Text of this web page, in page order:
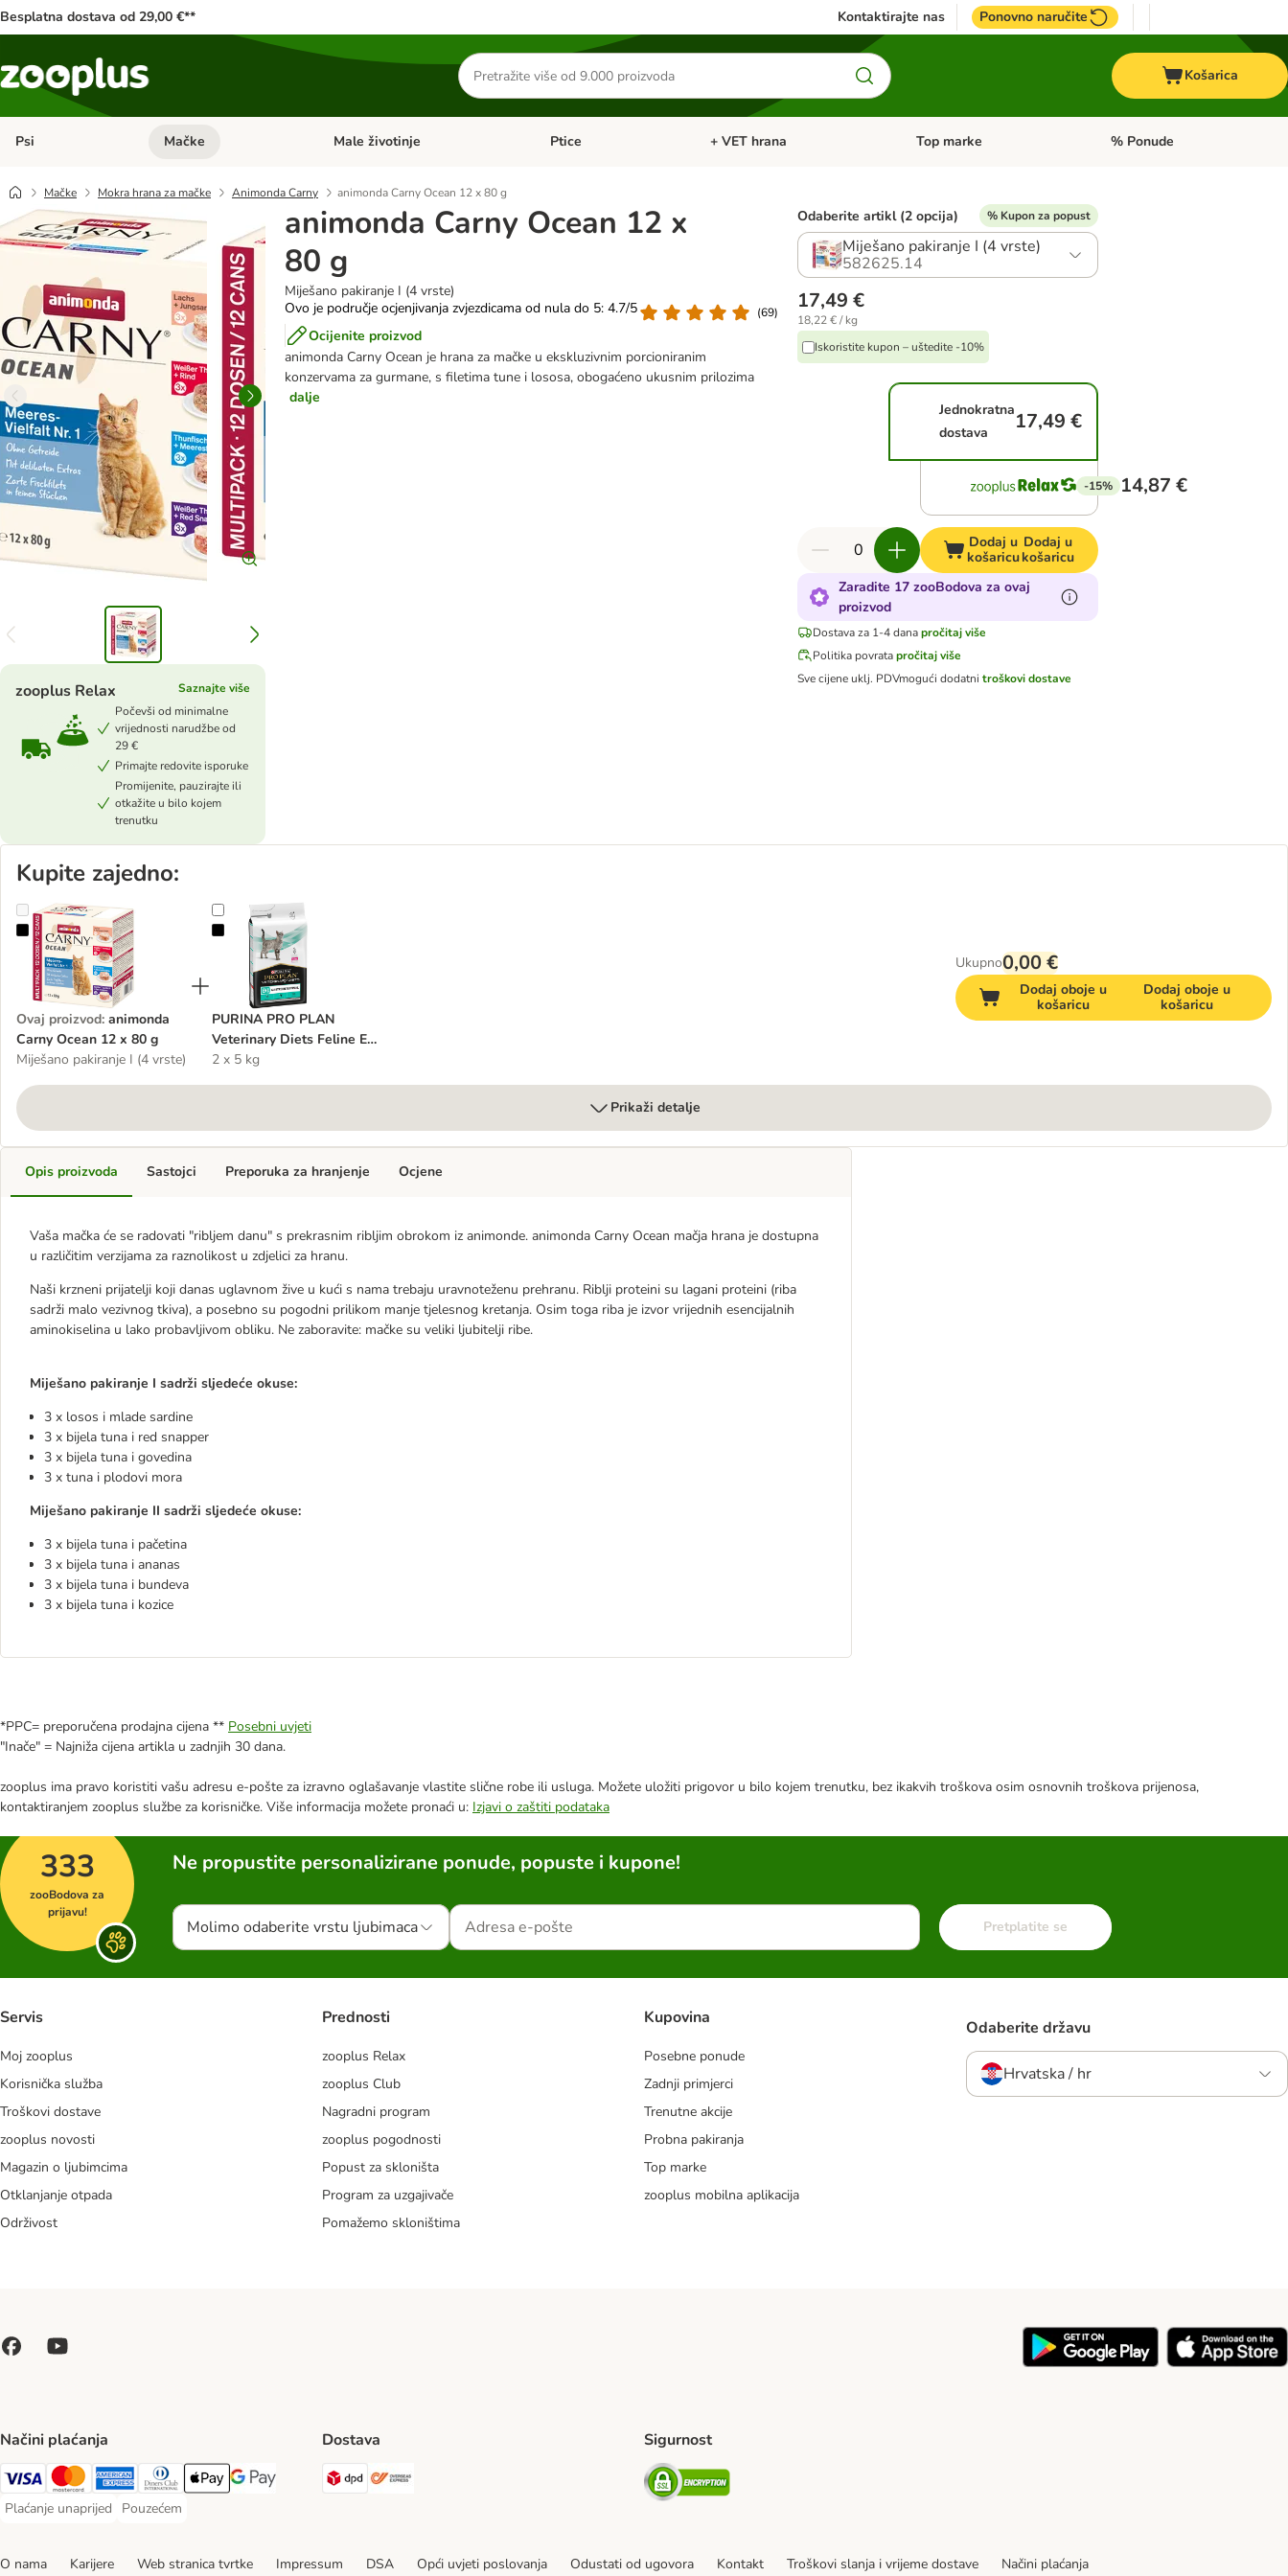
Besplatna dostava od 29,00 €** Kontaktirajte nas Ponovno naručite
Traži
proizvode
Košarica
Psi Pregled kategorija: Psi
Mačke Pregled kategorija: Mačke
Male životinje Pregled kategorija: Male životinje
Ptice Pregled kategorija: Ptice
+ VET hrana Pregled kategorija: + VET hrana
Top marke Pregled kategorija: Top marke
% Ponude
Mačke Mokra hrana za mačke Animonda Carny animonda Carny Ocean 12 x 80 g
animonda Carny Ocean 12 x
80 g
Miješano pakiranje I (4 vrste)
Ovo je područje ocjenjivanja zvjezdicama od nula do 5: 4.7/5
(69)
Ocijenite proizvod
animonda Carny Ocean je hrana za mačke u ekskluzivnim porcioniranim
konzervama za gurmane, s filetima tune i lososa, obogaćeno ukusnim prilozima
dalje
zooplus Relax
Saznajte više
Počevši od minimalne
vrijednosti narudžbe od
29 €
Primajte redovite isporuke
Promijenite, pauzirajte ili
otkažite u bilo kojem
trenutku
Odaberite artikl (2 opcija) % Kupon za popust
Miješano pakiranje I (4 vrste)
582625.14
17,49 €
18,22 € / kg
Iskoristite kupon – uštedite -10%
Jednokratna
dostava
17,49 €
-15% 14,87 €
Dodaj u
košaricu
Dodaj u
košaricu
Zaradite 17 zooBodova za ovaj
proizvod
Dostava za 1-4 danapročitaj više
Politika povratapročitaj više
Sve cijene uklj. PDVmogući dodatni troškovi dostave
Kupite zajedno:
animonda Carny Ocean 12 x 80 g
Ovaj proizvod: animonda
Carny Ocean 12 x 80 g
Miješano pakiranje I (4 vrste)
PURINA PRO PLAN Veterinary Diets Feline EN ST/OX - Gastrointestinal
PURINA PRO PLAN
Veterinary Diets Feline EN
ST/OX - Gastrointestinal
2 x 5 kg
Ukupno0,00 €
Dodaj oboje u
košaricu
Dodaj oboje u
košaricu
Prikaži detalje
Opis proizvoda
Vaša mačka će se radovati "ribljem danu" s prekrasnim ribljim obrokom iz animonde. animonda Carny Ocean mačja hrana je dostupna
u različitim verzijama za raznolikost u zdjelici za hranu.
Naši krzneni prijatelji koji danas uglavnom žive u kući s nama trebaju uravnoteženu prehranu. Riblji proteini su lagani proteini (riba
sadrži malo vezivnog tkiva), a posebno su pogodni prilikom manje tjelesnog kretanja. Osim toga riba je izvor vrijednih esencijalnih
aminokiselina u lako probavljivom obliku. Ne zaboravite: mačke su veliki ljubitelji ribe.
Miješano pakiranje I sadrži sljedeće okuse:
3 x losos i mlade sardine
3 x bijela tuna i red snapper
3 x bijela tuna i govedina
3 x tuna i plodovi mora
Miješano pakiranje II sadrži sljedeće okuse:
3 x bijela tuna i pačetina
3 x bijela tuna i ananas
3 x bijela tuna i bundeva
3 x bijela tuna i kozice
Sastojci Preporuka za hranjenje Ocjene
*PPC= preporučena prodajna cijena ** Posebni uvjeti
"Inače" = Najniža cijena artikla u zadnjih 30 dana.
zooplus ima pravo koristiti vašu adresu e-pošte za izravno oglašavanje vlastite slične robe ili usluga. Možete uložiti prigovor u bilo kojem trenutku, bez ikakvih troškova osim osnovnih troškova prijenosa,
kontaktiranjem zooplus službe za korisničke. Više informacija možete pronaći u: Izjavi o zaštiti podataka
333
zooBodova za
prijavu!
Ne propustite personalizirane ponude, popuste i kupone!
Molimo odaberite vrstu ljubimaca Pretplatite se
Servis
Moj zooplus
Korisnička služba
Troškovi dostave
zooplus novosti
Magazin o ljubimcima
Otklanjanje otpada
Održivost
Prednosti
zooplus Relax
zooplus Club
Nagradni program
zooplus pogodnosti
Popust za skloništa
Program za uzgajivače
Pomažemo skloništima
Kupovina
Posebne ponude
Zadnji primjerci
Trenutne akcije
Probna pakiranja
Top marke
zooplus mobilna aplikacija
Odaberite državu
Hrvatska / hr
Načini plaćanja
Visa Payment Method
MasterCard Payment Method
American Express Payment Method
Diners Club Payment Method
Payment MethodGoogle pay Payment Method
Plaćanje unaprijed
Plaćanje unaprijed Payment Method
Pouzećem
Pouzećem Payment Method
Dostava
DPD Shipping Method
Sigurnost
Security
O nama Karijere Web stranica tvrtke Impressum DSA Opći uvjeti poslovanja Odustati od ugovora Kontakt Troškovi slanja i vrijeme dostave Načini plaćanja